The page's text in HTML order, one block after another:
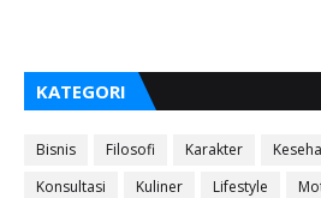
KATEGORI
Bisnis Filosofi Karakter
Konsultasi
Kuliner Lifestyle